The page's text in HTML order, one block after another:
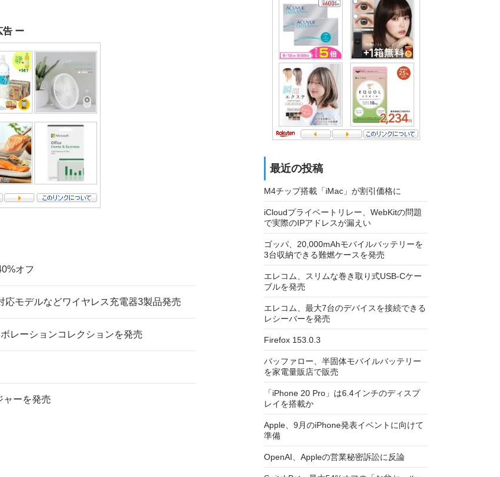
告 ー
オフ
モデルなどワイヤレス充電器3製品発売
レーションコレクションを発売
ャーを発売
最近の投稿
M4チップ搭載「iMac」が割引価格に
iCloudプライベートリレー、WebKitの問題
で実際のIPアドレスが漏えい
ゴッパ、20,000mAhモバイルバッテリーを
3台収納できる難燃ケースを発売
エレコム、スリムな巻き取り式USB-Cケー
ブルを発売
エレコム、最大7台のデバイスを接続できる
レシーバーを発売
Firefox 153.0.3
バッファロー、半固体モバイルバッテリー
を家電量販店で販売
「iPhone 20 Pro」は6.4インチのディスプ
レイを搭載か
Apple、9月のiPhone発表イベントに向けて
準備
OpenAI、Appleの営業秘密訴訟に反論